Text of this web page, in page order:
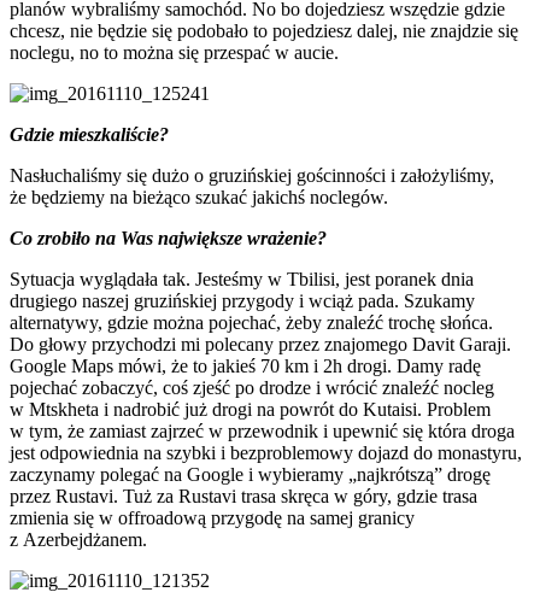
planów wybraliśmy samochód. No bo dojedziesz wszędzie gdzie
chcesz, nie będzie się podobało to pojedziesz dalej, nie znajdzie się
noclegu, no to można się przespać w aucie.
Gdzie mieszkaliście?
Nasłuchaliśmy się dużo o gruzińskiej gościnności i założyliśmy,
że będziemy na bieżąco szukać jakichś noclegów.
Co zrobiło na Was największe wrażenie?
Sytuacja wyglądała tak. Jesteśmy w Tbilisi, jest poranek dnia
drugiego naszej gruzińskiej przygody i wciąż pada. Szukamy
alternatywy, gdzie można pojechać, żeby znaleźć trochę słońca.
Do głowy przychodzi mi polecany przez znajomego Davit Garaji.
Google Maps mówi, że to jakieś 70 km i 2h drogi. Damy radę
pojechać zobaczyć, coś zjeść po drodze i wrócić znaleźć nocleg
w Mtskheta i nadrobić już drogi na powrót do Kutaisi. Problem
w tym, że zamiast zajrzeć w przewodnik i upewnić się która droga
jest odpowiednia na szybki i bezproblemowy dojazd do monastyru,
zaczynamy polegać na Google i wybieramy „najkrótszą” drogę
przez Rustavi. Tuż za Rustavi trasa skręca w góry, gdzie trasa
zmienia się w offroadową przygodę na samej granicy
z Azerbejdżanem.